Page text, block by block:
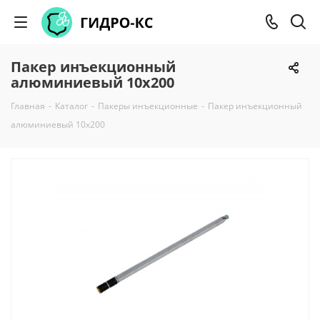
Пакер инъекционный
алюминиевый 10х200
Главная - Каталог - Пакеры инъекционные - Пакер инъекционный
алюминиевый 10х200